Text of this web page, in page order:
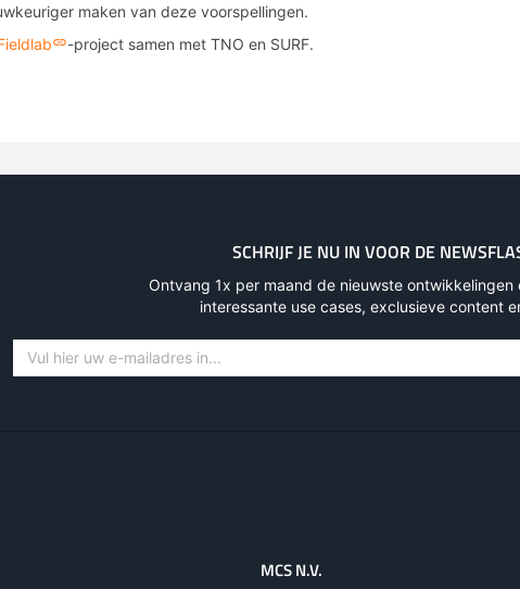
maken van deze voorspellingen.
-project samen met TNO en SURF.
SCHRIJF JE NU IN VOOR DE
Ontvang 1x per maand de nieuwste ontwikkelingen
interessante use cases, exclusieve content
MCS N.V.